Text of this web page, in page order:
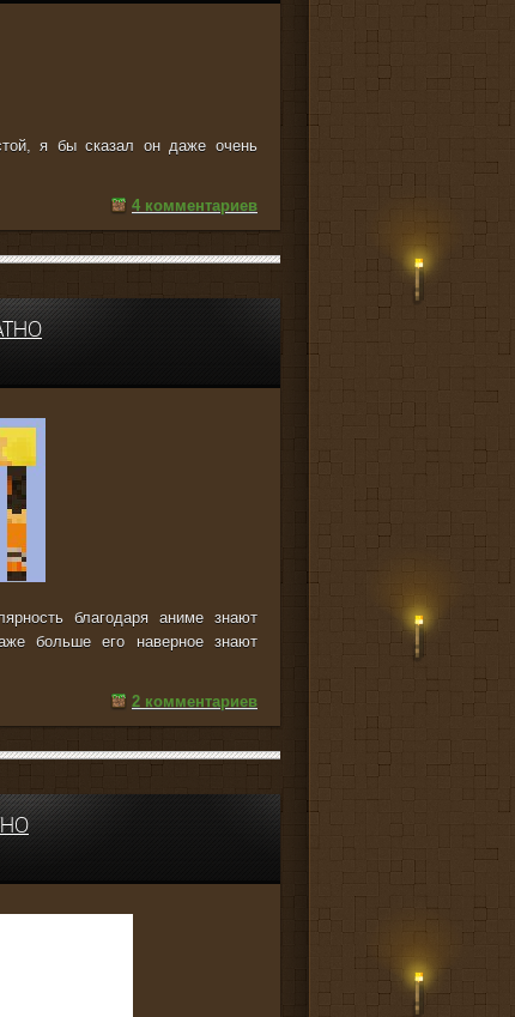
я бы сказал он даже очень
4 комментариев
благодаря аниме знают
больше его наверное знают
2 комментариев